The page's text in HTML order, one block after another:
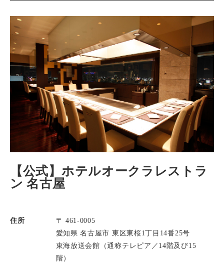
【公式】ホテルオークラレストラ
ン 名古屋
住所
〒 461-0005
愛知県 名古屋市 東区東桜1丁目14番25号
東海放送会館（通称テレピア／14階及び15
階）